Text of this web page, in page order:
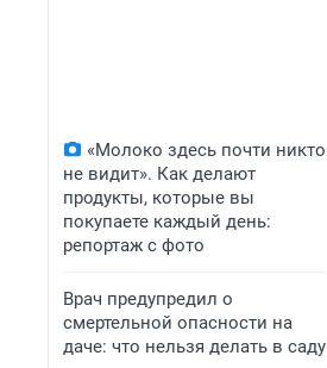
«Молоко здесь почти никто
не видит». Как делают
продукты, которые вы
покупаете каждый день:
репортаж с фото
Врач предупредил о
смертельной опасности на
даче: что нельзя делать в саду